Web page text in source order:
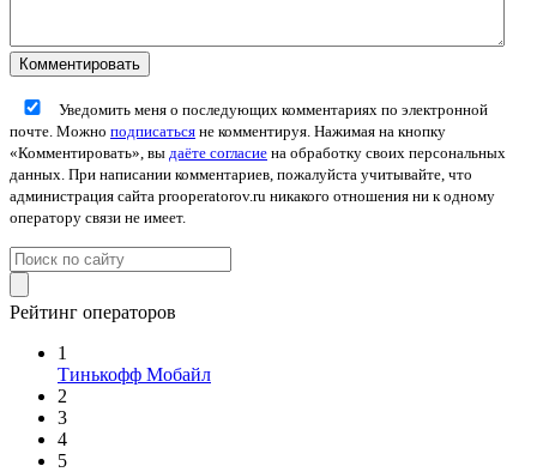
Уведомить меня о последующих комментариях по электронной
почте. Можно подписаться не комментируя. Нажимая на кнопку
«Комментировать», вы даёте согласие на обработку своих персональных
данных. При написании комментариев, пожалуйста учитывайте, что
администрация сайта prooperatorov.ru никакого отношения ни к одному
оператору связи не имеет.
Рейтинг операторов
1
Тинькофф Мобайл
2
3
4
5